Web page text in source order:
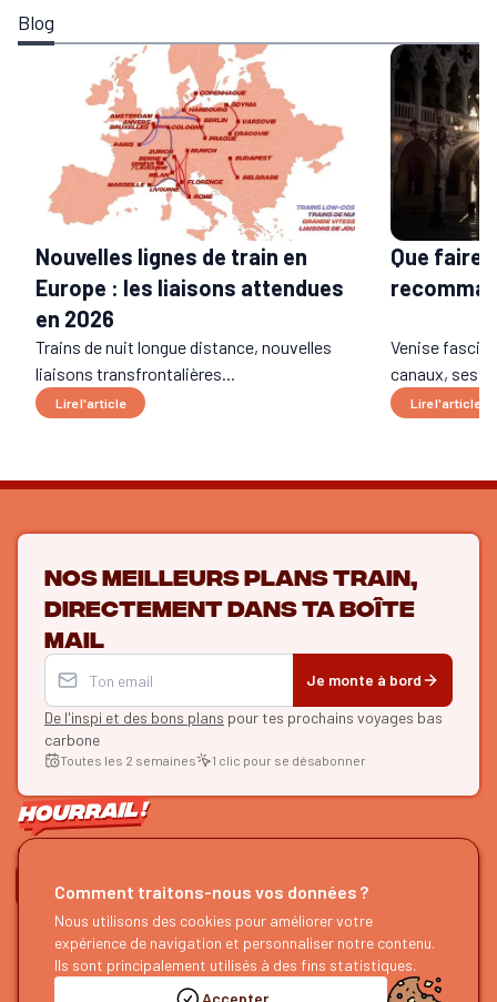
Blog
Nouvelles lignes de train en
Europe : les liaisons attendues
en 2026
Trains de nuit longue distance, nouvelles
liaisons transfrontalières...
Lire l'article
Que faire
Venise
canaux, ses
Lire l'article
Nos meilleurs plans train,
directement dans ta boîte
mail
Je monte à bord
De l'inspi et des bons plans pour tes prochains voyages bas
carbone
Toutes les 2 semaines 1 clic pour se désabonner
ON SE SUIT ?
HOURRAIL !
À propos
Devenir partenaire
EXPLORER
Recherche d'itinéraires
Nos guides
Accepter
Comment traitons-nous vos données ?
Nous utilisons des cookies pour améliorer votre
expérience de navigation et personnaliser notre contenu.
Ils sont principalement utilisés à des fins statistiques.